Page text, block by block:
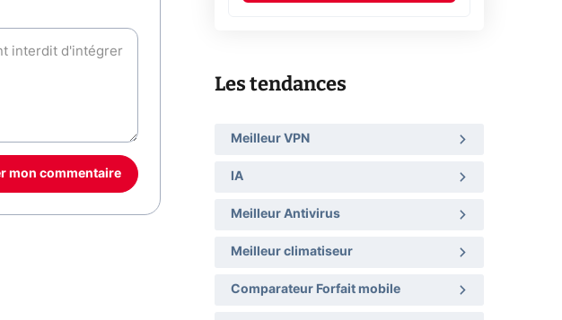
mon commentaire
Les tendances
Meilleur VPN
IA
Meilleur Antivirus
Meilleur climatiseur
Comparateur Forfait mobile